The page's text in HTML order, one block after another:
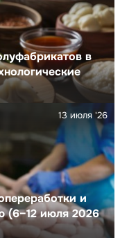
в
и
(6–12 июля 2026
13 июля '26